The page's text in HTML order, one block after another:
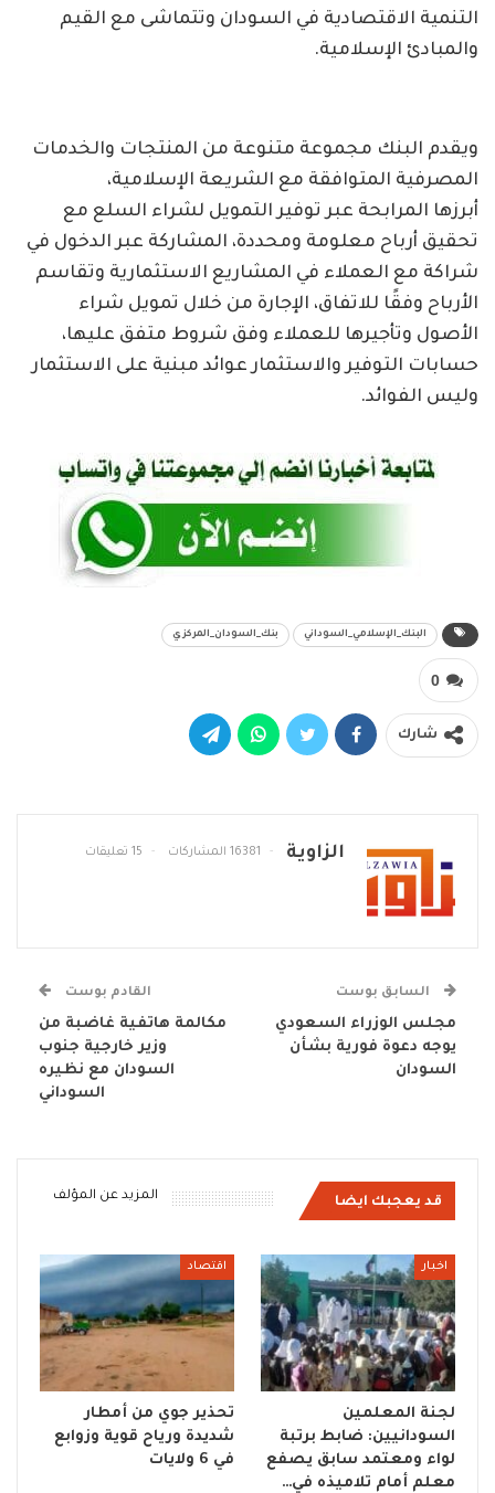
التنمية الاقتصادية في السودان وتتماشى مع القيم
والمبادئ الإسلامية.
ويقدم البنك مجموعة متنوعة من المنتجات والخدمات
المصرفية المتوافقة مع الشريعة الإسلامية،
أبرزها المرابحة عبر توفير التمويل لشراء السلع مع
تحقيق أرباح معلومة ومحددة، المشاركة عبر الدخول في
شراكة مع العملاء في المشاريع الاستثمارية وتقاسم
الأرباح وفقًا للاتفاق، الإجارة من خلال تمويل شراء
الأصول وتأجيرها للعملاء وفق شروط متفق عليها،
حسابات التوفير والاستثمار عوائد مبنية على الاستثمار
وليس الفوائد.
البنك_الإسلامي_السوداني بنك_السودان_المركزي
0
شارك
الزاوية 16381 المشاركات 15 تعليقات
السابق بوست
مجلس الوزراء السعودي
يوجه دعوة فورية بشأن
السودان
القادم بوست
مكالمة هاتفية غاضبة من
وزير خارجية جنوب
السودان مع نظيره
السوداني
قد يعجبك ايضا المزيد عن المؤلف
اخبار
لجنة المعلمين
السودانيين: ضابط برتبة
لواء ومعتمد سابق يصفع
معلم أمام تلاميذه في…
اقتصاد
تحذير جوي من أمطار
شديدة ورياح قوية وزوابع
في 6 ولايات